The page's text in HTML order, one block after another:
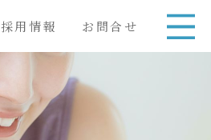
採用情報 お問合せ